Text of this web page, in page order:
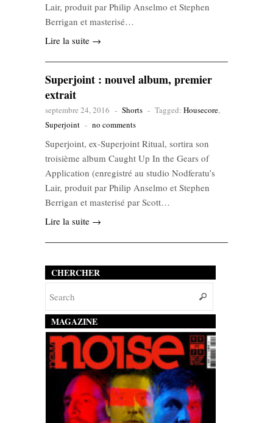
Lair, produit par Philip Anselmo et Stephen
Berrigan et masterisé…
Lire la suite →
Superjoint : nouvel album, premier
extrait
septembre 24, 2016 - Shorts - Tagged: Housecore,
Superjoint - no comments
Superjoint, ex-Superjoint Ritual, sortira son
troisième album Caught Up In the Gears of
Application (enregistré au studio Nodferatu’s
Lair, produit par Philip Anselmo et Stephen
Berrigan et masterisé par Scott…
Lire la suite →
CHERCHER
MAGAZINE